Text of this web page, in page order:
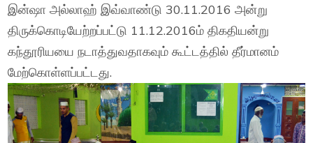
இன்ஷா அல்லாஹ் இவ்வாண்டு 30.11.2016 அன்று
திருக்கொடியேற்றப்பட்டு 11.12.2016ம் திகதியன்று
கந்தூரியயை நடாத்துவதாகவும் கூட்டத்தில் தீர்மானம்
மேற்கொள்ளப்பட்டது.